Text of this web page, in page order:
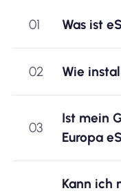
01 Was ist
02 Wie
03
Ist mein
Europa
Kann ich